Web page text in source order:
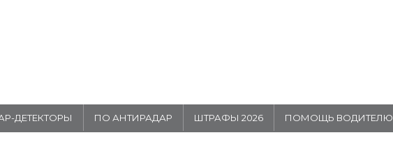
ДЕТЕКТОРЫ ПО АНТИРАДАР ШТРАФЫ 2026 ПОМОЩЬ ВОДИТЕЛЮ